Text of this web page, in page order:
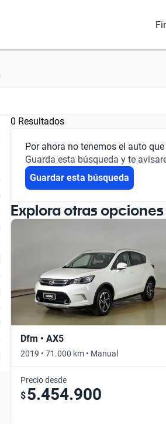
0 Resultados
Por ahora no tenemos el auto
Guarda esta búsqueda y te
Guardar esta búsqueda
Explora otras
Dfm • AX5
2019 • 71.000 km • Manual
Precio desde
$5.454.900